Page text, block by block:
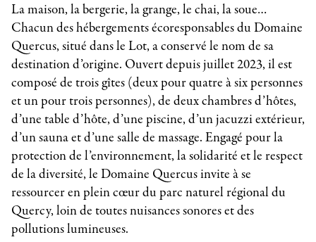
La maison, la bergerie, la grange, le chai, la soue…
Chacun des hébergements écoresponsables du Domaine
Quercus, situé dans le Lot, a conservé le nom de sa
destination d’origine. Ouvert depuis juillet 2023, il est
composé de trois gîtes (deux pour quatre à six personnes
et un pour trois personnes), de deux chambres d’hôtes,
d’une table d’hôte, d’une piscine, d’un jacuzzi extérieur,
d’un sauna et d’une salle de massage. Engagé pour la
protection de l’environnement, la solidarité et le respect
de la diversité, le Domaine Quercus invite à se
ressourcer en plein cœur du parc naturel régional du
Quercy, loin de toutes nuisances sonores et des
pollutions lumineuses.